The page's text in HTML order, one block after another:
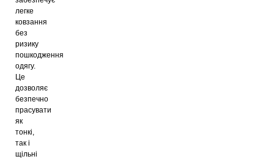
легке
ковзання
без
ризику
пошкодження
одягу.
Це
дозволяє
безпечно
прасувати
як
тонкі,
так і
щільні